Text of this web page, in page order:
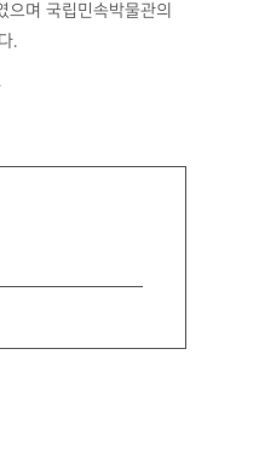
며 국립민속박물관의
.